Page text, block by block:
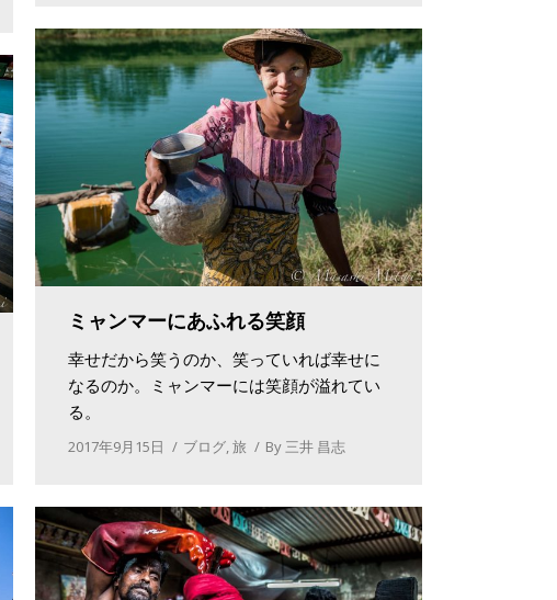
ミャンマーにあふれる笑顔
幸せだから笑うのか、笑っていれば幸せに
なるのか。ミャンマーには笑顔が溢れてい
る。
2017年9月15日 ブログ,旅 By 三井 昌志